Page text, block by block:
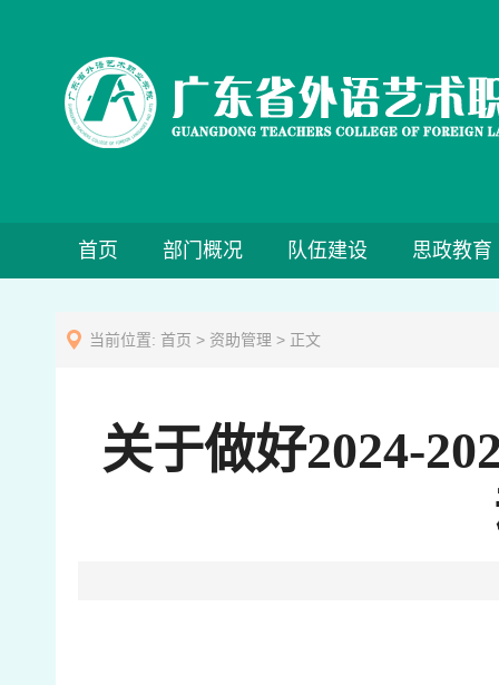
首页 部门概况 队伍建设 思政教育
当前位置: 首页 > 资助管理 > 正文
关于做好2024-